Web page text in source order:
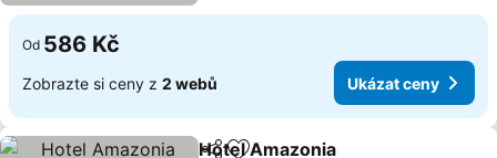
Od 586 Kč
Zobrazte si ceny z 2 webů Ukázat ceny
Hotel Amazonia